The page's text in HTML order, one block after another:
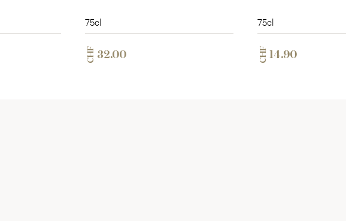
75cl
CHF 32.00
75cl
CHF 14.90